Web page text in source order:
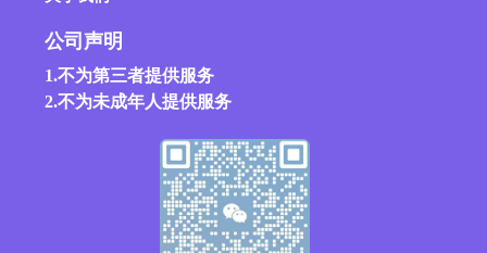
公司声明
1.不为第三者提供服务
2.不为未成年人提供服务